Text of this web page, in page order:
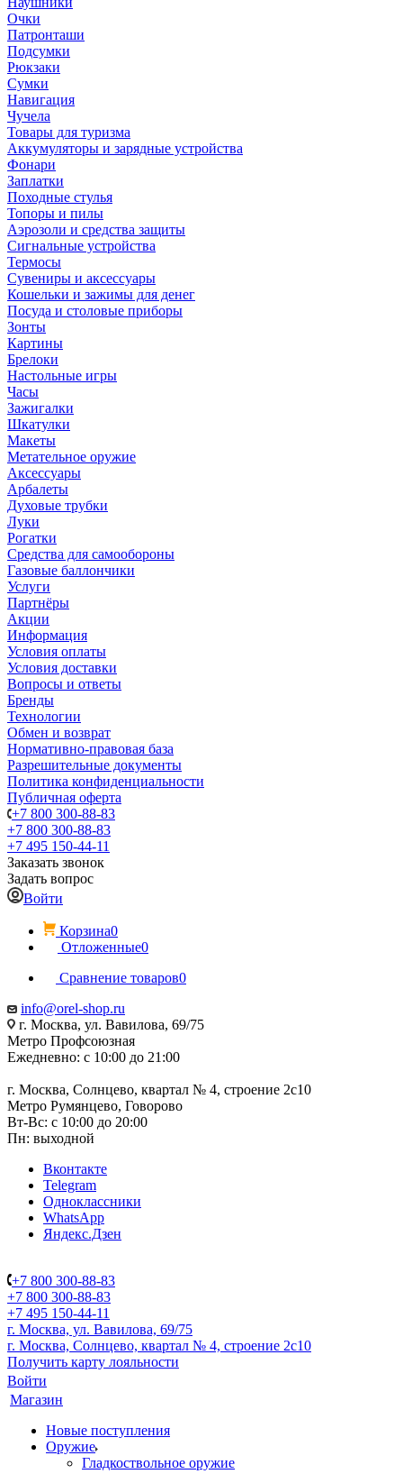
Очки
Патронташи
Подсумки
Рюкзаки
Сумки
Навигация
Чучела
Товары для туризма
Аккумуляторы и зарядные устройства
Фонари
Заплатки
Походные стулья
Топоры и пилы
Аэрозоли и средства защиты
Сигнальные устройства
Термосы
Сувениры и аксессуары
Кошельки и зажимы для денег
Посуда и столовые приборы
Зонты
Картины
Брелоки
Настольные игры
Часы
Зажигалки
Шкатулки
Макеты
Метательное оружие
Аксессуары
Арбалеты
Духовые трубки
Луки
Рогатки
Средства для самообороны
Газовые баллончики
Услуги
Партнёры
Акции
Информация
Условия оплаты
Условия доставки
Вопросы и ответы
Бренды
Технологии
Обмен и возврат
Нормативно-правовая база
Разрешительные документы
Политика конфиденциальности
Публичная оферта
+7 800 300-88-83
+7 800 300-88-83
+7 495 150-44-11
Заказать звонок
Задать вопрос
Войти
Корзина0
Отложенные0
Сравнение товаров0
info@orel-shop.ru
г. Москва, ул. Вавилова, 69/75
Метро Профсоюзная
Ежедневно: с 10:00 до 21:00
г. Москва, Солнцево, квартал № 4, строение 2с10
Метро Румянцево, Говорово
Вт-Вс: с 10:00 до 20:00
Пн: выходной
Вконтакте
Telegram
Одноклассники
WhatsApp
Яндекс.Дзен
+7 800 300-88-83
+7 800 300-88-83
+7 495 150-44-11
г. Москва, ул. Вавилова, 69/75
г. Москва, Солнцево, квартал № 4, строение 2с10
Получить карту лояльности
Войти
Магазин
Новые поступления
Оружие
Гладкоствольное оружие